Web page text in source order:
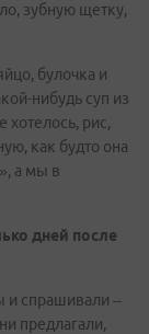
зубную щетку,
булочка и
нибудь суп из
хотелось, рис,
как будто она
а мы в
дней после
и спрашивали –
предлагали,